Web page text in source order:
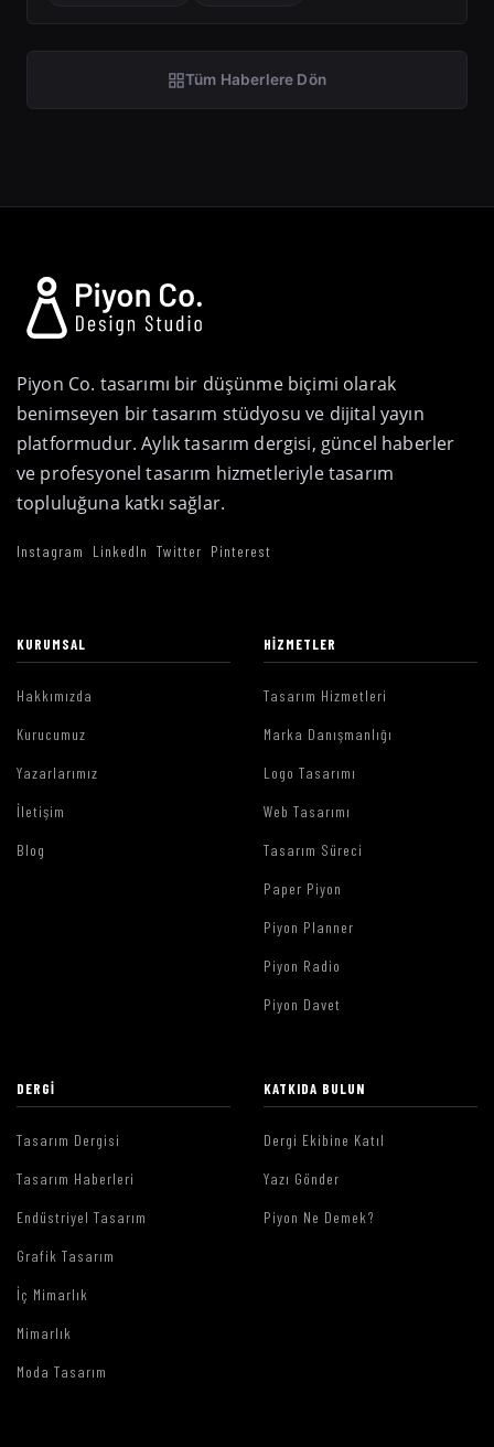
Tüm Haberlere Dön
Piyon Co. tasarımı bir düşünme biçimi olarak
benimseyen bir tasarım stüdyosu ve dijital yayın
platformudur. Aylık tasarım dergisi, güncel haberler
ve profesyonel tasarım hizmetleriyle tasarım
topluluğuna katkı sağlar.
Instagram LinkedIn Twitter Pinterest
KURUMSAL
Hakkımızda
Kurucumuz
Yazarlarımız
İletişim
Blog
HIZMETLER
Tasarım Hizmetleri
Marka Danışmanlığı
Logo Tasarımı
Web Tasarımı
Tasarım Süreci
Paper Piyon
Piyon Planner
Piyon Radio
Piyon Davet
DERGI
Tasarım Dergisi
Tasarım Haberleri
Endüstriyel Tasarım
Grafik Tasarım
İç Mimarlık
Mimarlık
Moda Tasarım
KATKIDA BULUN
Dergi Ekibine Katıl
Yazı Gönder
Piyon Ne Demek?